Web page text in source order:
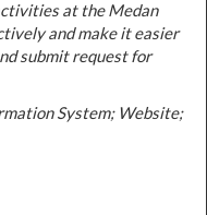
at the Medan
and make it easier
submit request for
System; Website;